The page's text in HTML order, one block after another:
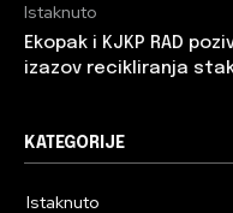
Istaknuto
Ekopak i KJKP RAD
izazov recikliranja
KATEGORIJE
Istaknuto